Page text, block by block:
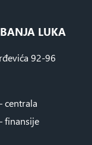
LUKA
92-96
centrala
finansije